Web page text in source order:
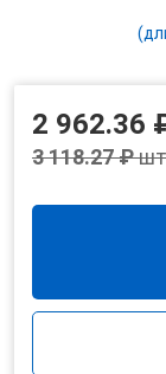
2 962.36
3 118.27 ₽шт